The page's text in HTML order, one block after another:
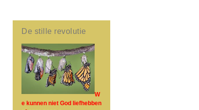
De stille revolutie
W
e kunnen niet God liefhebben